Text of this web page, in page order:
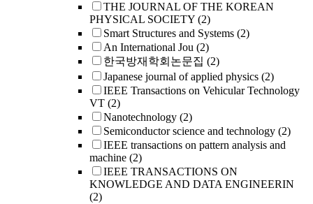
THE JOURNAL OF THE KOREAN
PHYSICAL SOCIETY (2)
Smart Structures and Systems (2)
An International Jou (2)
한국방재학회논문집 (2)
Japanese journal of applied physics (2)
IEEE Transactions on Vehicular Technology
VT (2)
Nanotechnology (2)
Semiconductor science and technology (2)
IEEE transactions on pattern analysis and
machine (2)
IEEE TRANSACTIONS ON
KNOWLEDGE AND DATA ENGINEERIN
(2)